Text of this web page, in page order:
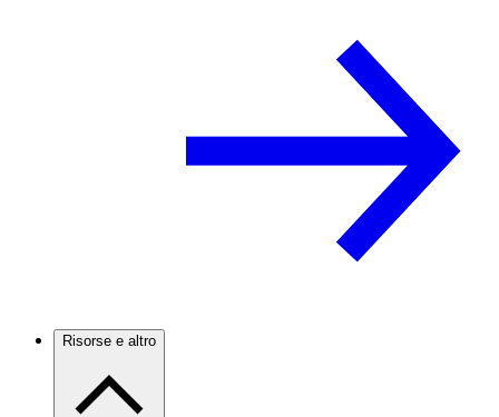
Risorse e altro